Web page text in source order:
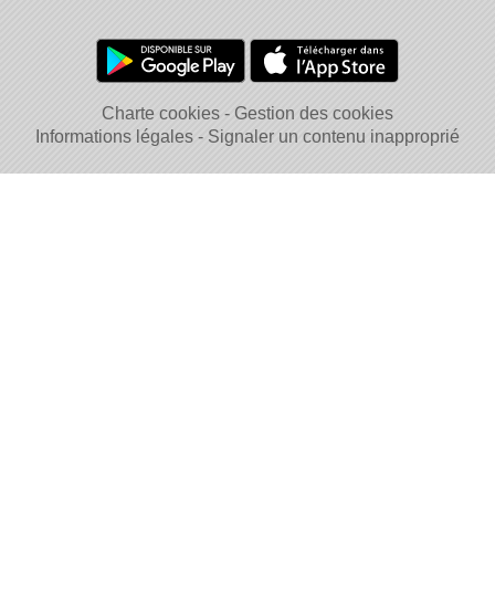
Charte cookies
Gestion des cookies
Informations légales
Signaler un contenu inapproprié